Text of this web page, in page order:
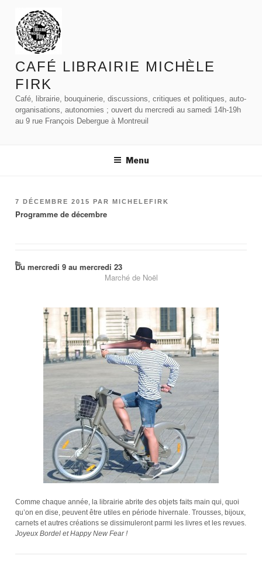
contenu
principal
CAFÉ LIBRAIRIE MICHÈLE
FIRK
Café, librairie, bouquinerie, discussions, critiques et politiques, auto-
organisations, autonomies ; ouvert du mercredi au samedi 14h-19h
au 9 rue François Debergue à Montreuil
Menu
PUBLIÉ
LE
7 DÉCEMBRE 2015 PAR MICHELEFIRK
Programme de décembre
Du mercredi 9 au mercredi 23
Marché de Noël
Comme chaque année, la librairie abrite des objets faits main qui, quoi
qu’on en dise, peuvent être utiles en période hivernale. Trousses, bijoux,
carnets et autres créations se dissimuleront parmi les livres et les revues.
Joyeux Bordel et Happy New Fear !